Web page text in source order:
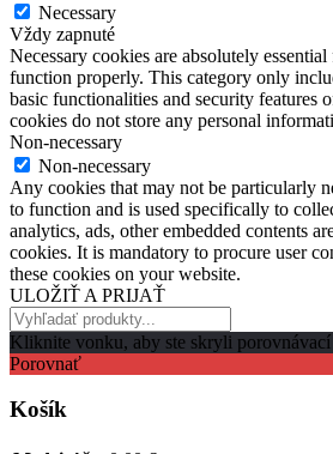
Necessary
Vždy zapnuté
Necessary cookies are absolutely
function properly. This category only
basic functionalities and security features
cookies do not store any personal
Non-necessary
Non-necessary
Any cookies that may not be particularly
to function and is used specifically to
analytics, ads, other embedded contents
cookies. It is mandatory to procure user
these cookies on your website.
ULOŽIŤ A PRIJAŤ
Kliknite vonku, aby ste skryli porovnávací
Porovnať
Košík